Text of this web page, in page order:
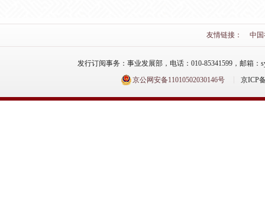
友情链接： 中
发行订阅事务：事业发展部，电话：010-85341599，邮箱：
京公网安备11010502030146号
京ICP